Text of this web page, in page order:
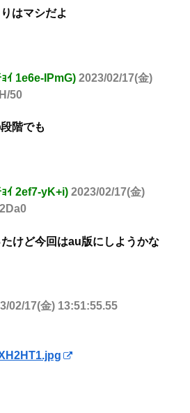
はマシだよ
ｲ 1e6e-IPmG) 2023/02/17(金)
50
階でも
ｲ 2ef7-yK+i) 2023/02/17(金)
けど今回はau版にしようかな
02/17(金) 13:51:55.55